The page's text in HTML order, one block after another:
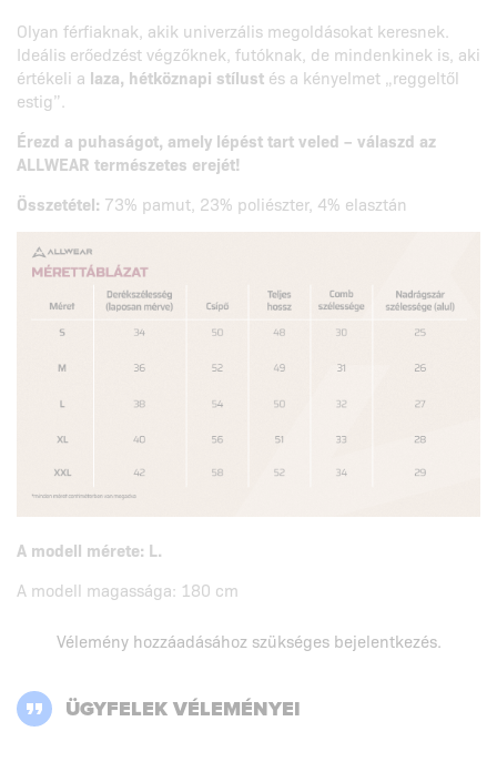
Olyan férfiaknak, akik univerzális megoldásokat keresnek.
Ideális erőedzést végzőknek, futóknak, de mindenkinek is, aki
értékeli a laza, hétköznapi stílust és a kényelmet „reggeltől
estig”.
Érezd a puhaságot, amely lépést tart veled – válaszd az
ALLWEAR természetes erejét!
Összetétel: 73% pamut, 23% poliészter, 4% elasztán
A modell mérete: L.
A modell magassága: 180 cm
Vélemény hozzáadásához szükséges bejelentkezés.
ÜGYFELEK VÉLEMÉNYEI